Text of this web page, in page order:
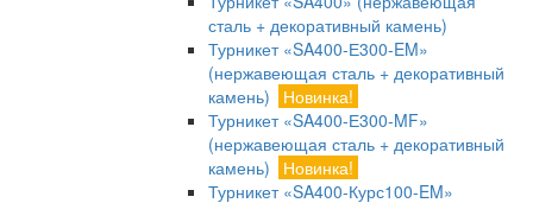
сталь + декоративный камень)
Турникет «SA400-Е300-EM»
(нержавеющая сталь + декоративный
камень)
Новинка!
Турникет «SA400-Е300-MF»
(нержавеющая сталь + декоративный
камень)
Новинка!
Турникет «SA400-Курс100-EM»